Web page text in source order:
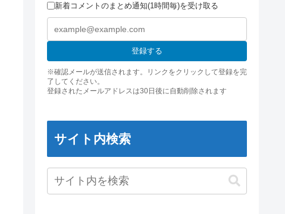
新着コメントのまとめ通知(1時間毎)を受け取る
登録する
※確認メールが送信されます。リンクをクリックして登録を完
了してください。
登録されたメールアドレスは30日後に自動削除されます
サイト内検索